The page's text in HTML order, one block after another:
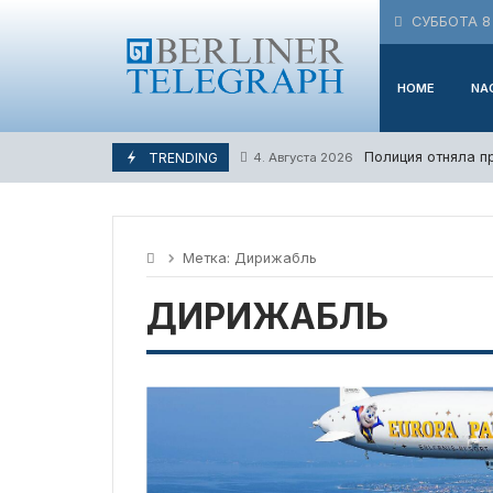
СУББОТА 8
HOME
TRENDING 4. Августа 2026 Полиция отняла
Метка: Дирижабль
ДИРИЖАБЛЬ